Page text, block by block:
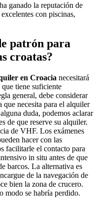
ganado la reputación de
con piscinas,
patrón para
croatas?
en Croacia necesitará
tiene suficiente
general, debe considerar
que necesita para el alquiler
duda, podemos aclarar
de que reserve su alquiler.
de VHF. Los exámenes
hacer con las
facilitarle el contacto para
in situ antes de que
barcos. La alternativa es
de la navegación de
bien la zona de crucero.
modo se habría perdido.